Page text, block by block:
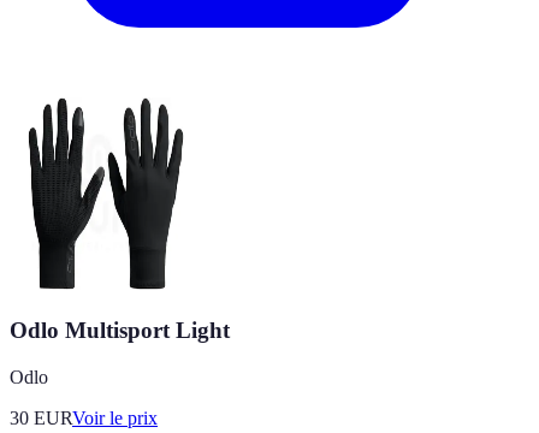
Odlo Multisport Light
Odlo
30 EURVoir le prix